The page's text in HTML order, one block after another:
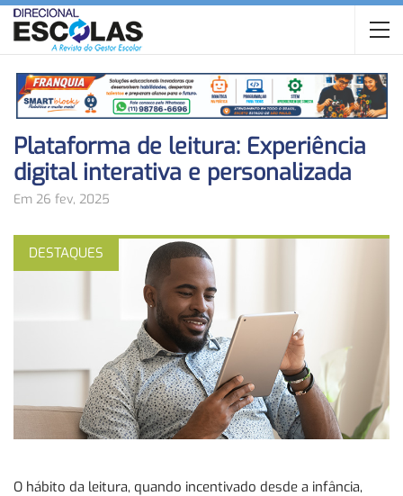
Plataforma de leitura: Experiência
digital interativa e personalizada
Em 26 fev, 2025
DESTAQUES
O hábito da leitura, quando incentivado desde a infância,